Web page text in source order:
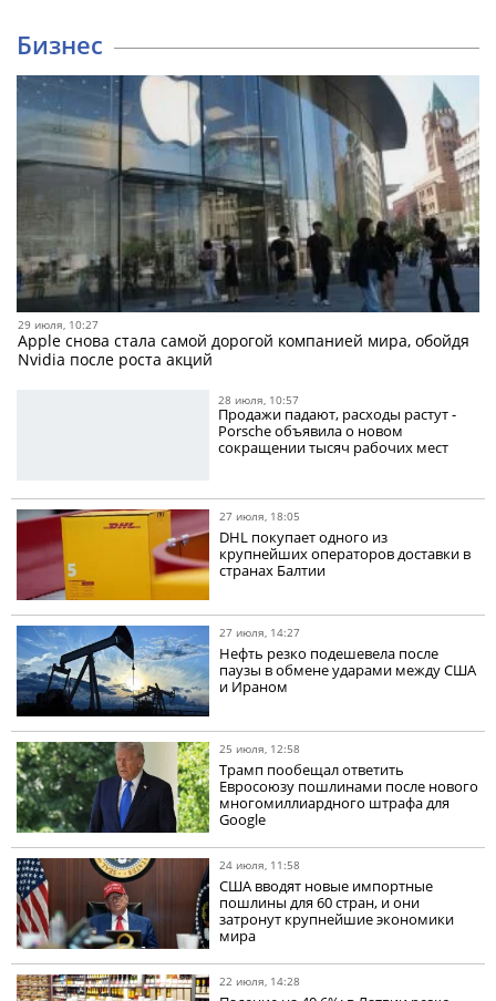
Бизнес
29 июля, 10:27
Apple снова стала самой дорогой компанией мира, обойдя
Nvidia после роста акций
28 июля, 10:57
Продажи падают, расходы растут -
Porsche объявила о новом
сокращении тысяч рабочих мест
27 июля, 18:05
DHL покупает одного из
крупнейших операторов доставки в
странах Балтии
27 июля, 14:27
Нефть резко подешевела после
паузы в обмене ударами между США
и Ираном
25 июля, 12:58
Трамп пообещал ответить
Евросоюзу пошлинами после нового
многомиллиардного штрафа для
Google
24 июля, 11:58
США вводят новые импортные
пошлины для 60 стран, и они
затронут крупнейшие экономики
мира
22 июля, 14:28